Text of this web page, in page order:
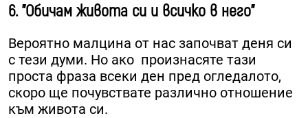
6. "Обичам живота си и всичко в него"
Вероятно малцина от нас започват деня си
с тези думи. Но ако произнасяте тази
проста фраза всеки ден пред огледалото,
скоро ще почувствате различно отношение
към живота си.